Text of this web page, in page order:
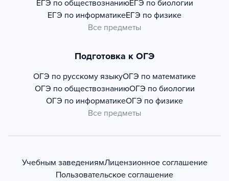
ЕГЭ по обществознаниюЕГЭ по биологии
ЕГЭ по информатикеЕГЭ по физике
Все предметы
Подготовка к ОГЭ
ОГЭ по русскому языкуОГЭ по математике
ОГЭ по обществознаниюОГЭ по биологии
ОГЭ по информатикеОГЭ по физике
Все предметы
Учебным заведениямЛицензионное соглашение
Пользовательское соглашение